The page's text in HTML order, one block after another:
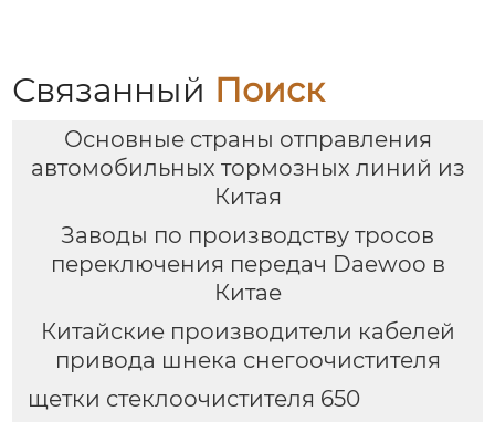
лобового стекла
Связанный Поиск
Основные страны отправления
автомобильных тормозных линий из
Китая
Заводы по производству тросов
переключения передач Daewoo в
Китае
Китайские производители кабелей
привода шнека снегоочистителя
щетки стеклоочистителя 650